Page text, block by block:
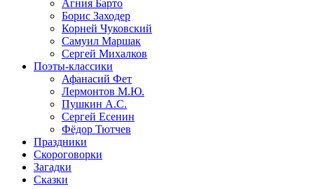
Агния Барто
Борис Заходер
Корней Чуковский
Самуил Маршак
Сергей Михалков
Поэты-классики
Афанасий Фет
Лермонтов М.Ю.
Пушкин А.С.
Сергей Есенин
Фёдор Тютчев
Праздники
Скороговорки
Загадки
Сказки